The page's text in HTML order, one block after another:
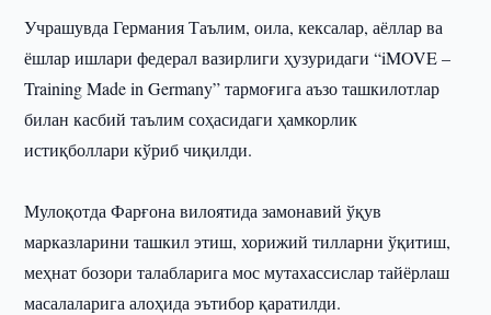
Учрашувда Германия Таълим, оила, кексалар, аёллар ва
ёшлар ишлари федерал вазирлиги ҳузуридаги “iMOVE –
Training Made in Germany” тармоғига аъзо ташкилотлар
билан касбий таълим соҳасидаги ҳамкорлик
истиқболлари кўриб чиқилди.
Мулоқотда Фарғона вилоятида замонавий ўқув
марказларини ташкил этиш, хорижий тилларни ўқитиш,
меҳнат бозори талабларига мос мутахассислар тайёрлаш
масалаларига алоҳида эътибор қаратилди.